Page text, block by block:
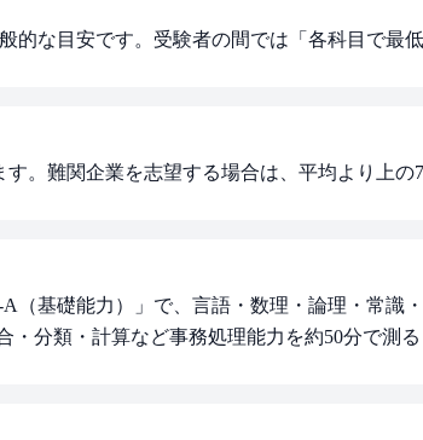
な目安です。受験者の間では「各科目で最
。難関企業を志望する場合は、平均より上
基礎能力）」で、言語・数理・論理・常識
分類・計算など事務処理能力を約50分で測